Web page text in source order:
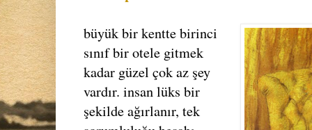
büyük bir kentte birinci
sınıf bir otele gitmek
kadar güzel çok az şey
vardır. insan lüks bir
şekilde ağırlanır, tek